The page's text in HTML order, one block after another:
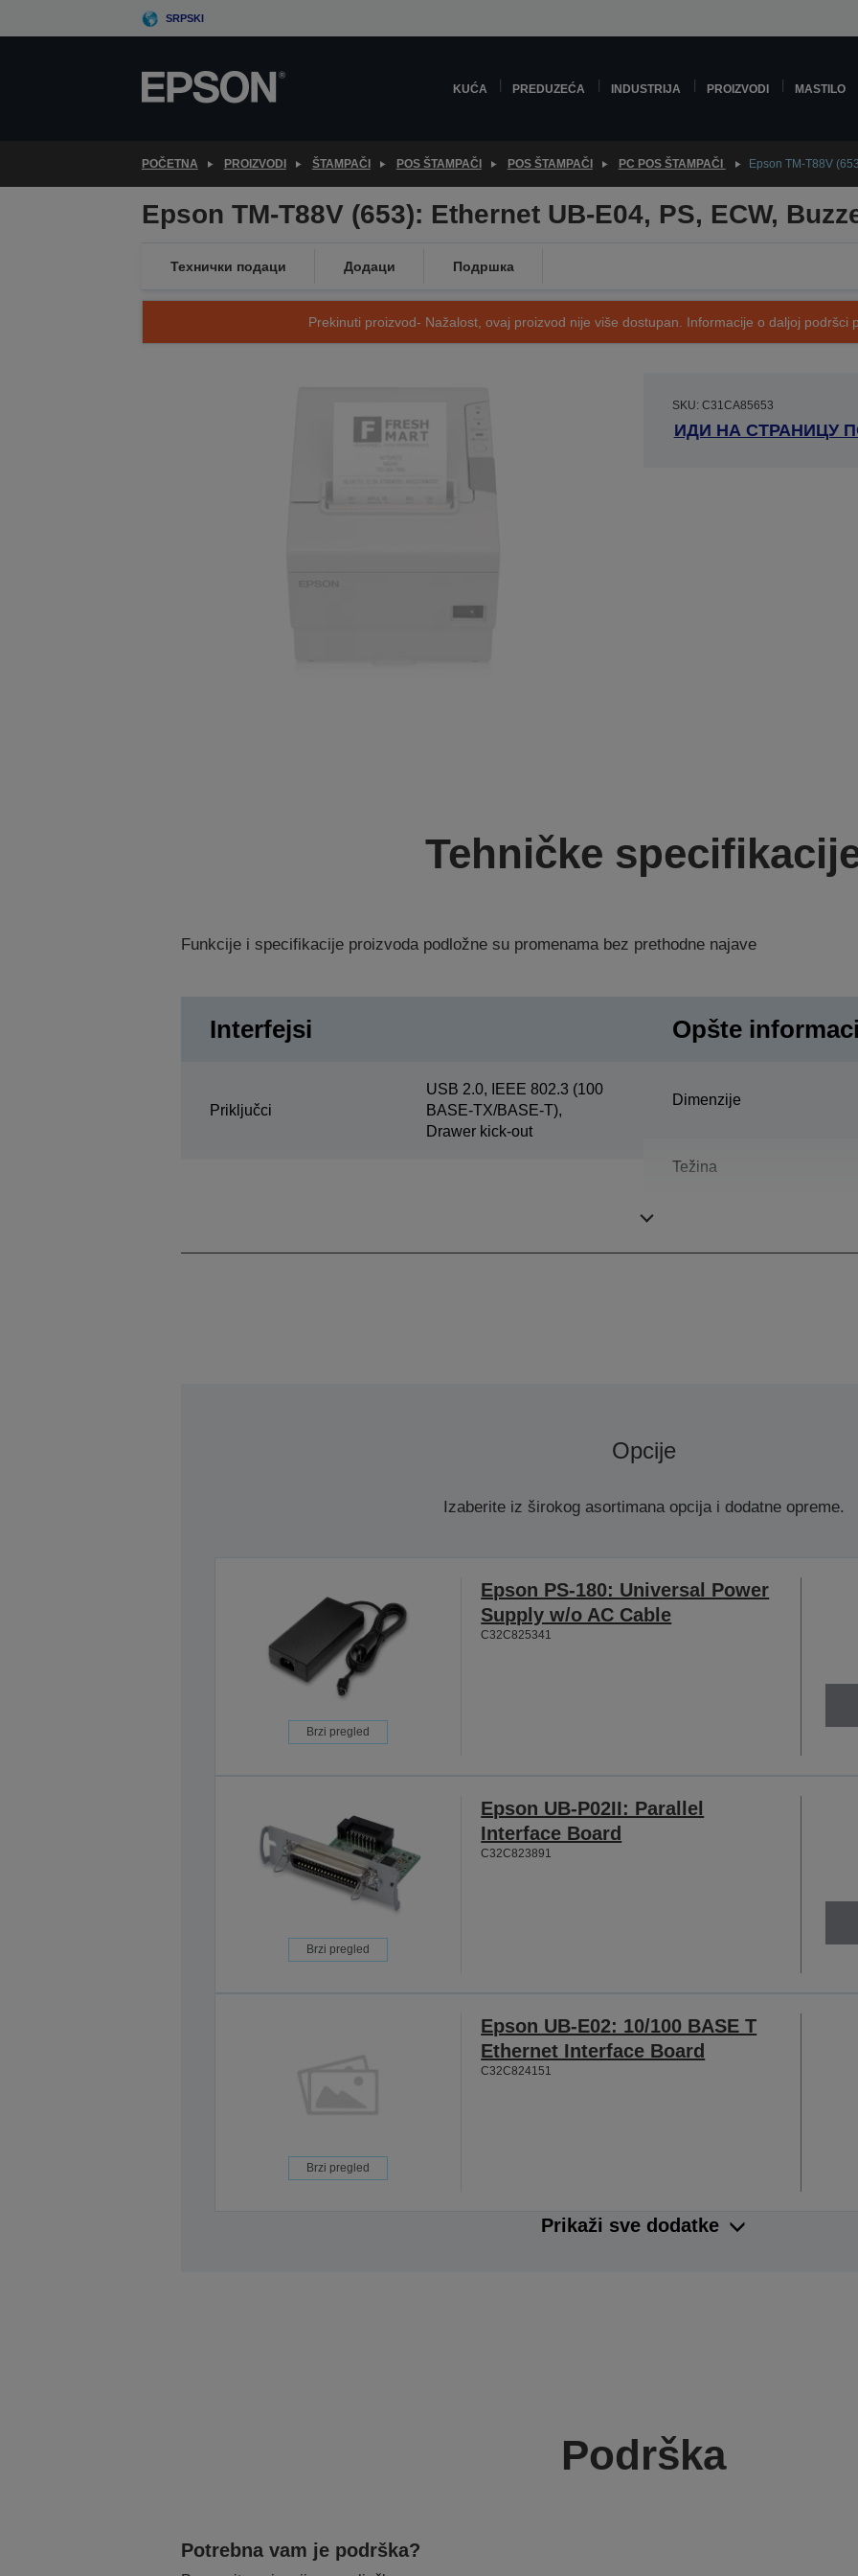
to
SRPSKI
KUĆA PREDUZEĆA INDUSTRIJA PROIZVODI MASTILO
POČETNA PROIZVODI ŠTAMPAČI POS ŠTAMPAČI POS ŠTAMPAČI PC POS ŠTAMPAČI Epson TM-T88V
Epson TM-T88V (653): Ethernet UB-E04, PS, ECW,
Технички подаци Додаци Подршка
Prekinuti proizvod- Nažalost, ovaj proizvod nije više dostupan. Informacije o daljoj podršci
SKU: C31CA85653
ИДИ НА СТРАНИЦУ
Tehničke
Funkcije i specifikacije proizvoda podložne su promenama bez prethodne najave
Interfejsi
Priključci
USB 2.0, IEEE 802.3 (100
BASE-TX/BASE-T),
Drawer kick-out
Opšte
Dimenzije
Težina
Opcije
Izaberite iz širokog asortimana opcija i dodatne opreme.
Brzi pregled
Epson PS-180: Universal Power
Supply w/o AC Cable
C32C825341
Brzi pregled
Epson UB-P02II: Parallel
Interface Board
C32C823891
Brzi pregled
Epson UB-E02: 10/100 BASE T
Ethernet Interface Board
C32C824151
Prikaži sve dodatke
Podrška
Potrebna vam je podrška?